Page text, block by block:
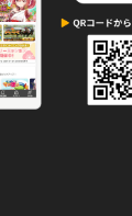
11日
してあげま